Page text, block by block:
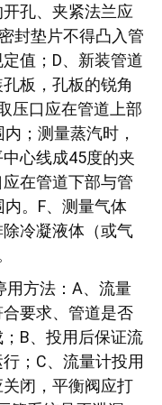
孔、夹紧法兰应
封垫片不得凸入管
值；D、新装管道
板，孔板的锐角
压口应在管道上部
；测量蒸汽时，
心线成45度的夹
在管道下部与管
。F、测量气体
除冷凝液体（或气
用方法：A、流量
要求、管道是否
B、投用后保证流
；C、流量计投用
闭，平衡阀应打